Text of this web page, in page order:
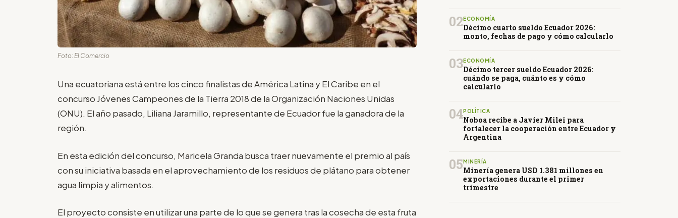
Foto: El Comercio
Una ecuatoriana está entre los cinco finalistas de América Latina y El Caribe en el
concurso Jóvenes Campeones de la Tierra 2018 de la Organización Naciones Unidas
(ONU). El año pasado, Liliana Jaramillo, representante de Ecuador fue la ganadora de la
región.
En esta edición del concurso, Maricela Granda busca traer nuevamente el premio al país
con su iniciativa basada en el aprovechamiento de los residuos de plátano para obtener
agua limpia y alimentos.
El proyecto consiste en utilizar una parte de lo que se genera tras la cosecha de esta fruta
02 ECONOMÍA
Décimo cuarto sueldo Ecuador 2026:
monto, fechas de pago y cómo calcularlo
03ECONOMÍA
Décimo tercer sueldo Ecuador 2026:
cuándo se paga, cuánto es y cómo
calcularlo
04POLÍTICA
Noboa recibe a Javier Milei para
fortalecer la cooperación entre Ecuador y
Argentina
05 MINERÍA
Minería genera USD 1.381 millones en
exportaciones durante el primer
trimestre